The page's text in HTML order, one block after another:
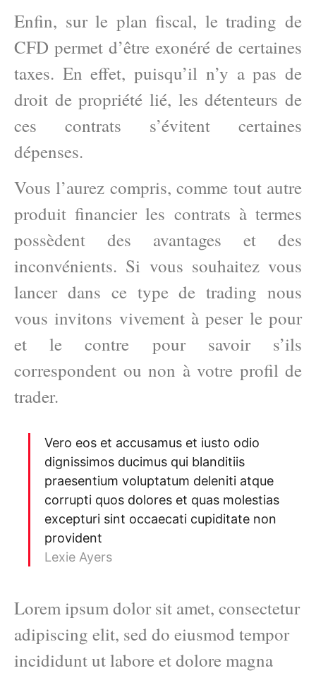
Enfin, sur le plan fiscal, le trading de
CFD permet d’être exonéré de certaines
taxes. En effet, puisqu’il n’y a pas de
droit de propriété lié, les détenteurs de
ces contrats s’évitent certaines
dépenses.
Vous l’aurez compris, comme tout autre
produit financier les contrats à termes
possèdent des avantages et des
inconvénients. Si vous souhaitez vous
lancer dans ce type de trading nous
vous invitons vivement à peser le pour
et le contre pour savoir s’ils
correspondent ou non à votre profil de
trader.
Vero eos et accusamus et iusto odio
dignissimos ducimus qui blanditiis
praesentium voluptatum deleniti atque
corrupti quos dolores et quas molestias
excepturi sint occaecati cupiditate non
provident
Lexie Ayers
Lorem ipsum dolor sit amet, consectetur
adipiscing elit, sed do eiusmod tempor
incididunt ut labore et dolore magna